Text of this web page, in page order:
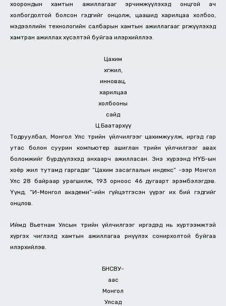
хоорондын хамтын ажиллагааг эрчимжүүлэхэд онцгой ач
холбогдолтой болсон гэдгийг онцолж, цаашид харилцаа холбоо,
мэдээллийн технологийн салбарын хамтын ажиллагааг өргөжүүлэхэд
хамтран ажиллах хүсэлтэй буйгаа илэрхийллээ.
Цахим
хөгжил,
инновац,
харилцаа
холбооны
сайд
Ц.Баатархүү
Тодруулбал, Монгол Улс төрийн үйлчилгээг цахимжуулж, иргэд гар
утас болон суурин компьютер ашиглан төрийн үйлчилгээг авах
боломжийг бүрдүүлэхэд анхаарч ажилласан. Энэ хүрээнд НҮБ-ын
хоёр жил тутамд гаргадаг “Цахим засаглалын индекс” -ээр Монгол
Улс 28 байраар урагшилж, 193 орноос 46 дугаарт эрэмбэлэгдэв.
Үүнд, “И-Монгол академи”-ийн гүйцэтгэсэн үүрэг их бий гэдгийг
онцлов.
Иймд Вьетнам Улсын төрийн үйлчилгээг иргэдэд нь хүртээмжтэй
хүргэх чиглэлд хамтын ажиллагаа өрнүүлэх сонирхолтой буйгаа
илэрхийлэв.
БНСВУ-
аас
Монгол
Улсад